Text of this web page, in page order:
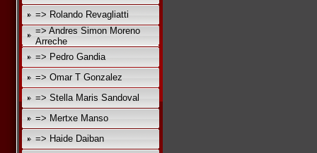
=> Rolando Revagliatti
=> Andres Simon Moreno
Arreche
=> Pedro Gandia
=> Omar T Gonzalez
=> Stella Maris Sandoval
=> Mertxe Manso
=> Haide Daiban